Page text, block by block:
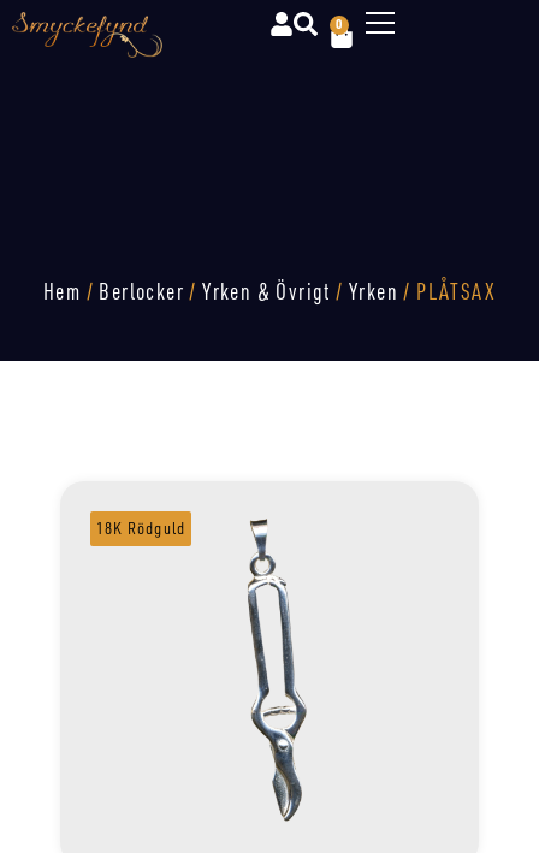
0
Hem / Berlocker /Yrken & Övrigt / Yrken / PLÅTSAX
18K Rödguld